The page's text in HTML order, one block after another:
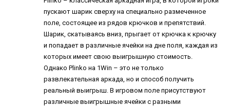
пускают шарик сверху на специально размеченное
поле, состоящее из рядов крючков и препятствий.
Шарик, скатываясь вниз, прыгает от крючка к крючку
и попадает в различные ячейки на дне поля, каждая из
которых имеет свою выигрышную стоимость.
Однако Plinko на 1Win – это не только
развлекательная аркада, но и способ получить
реальный выигрыш. В игровом поле присутствуют
различные выигрышные ячейки с разными